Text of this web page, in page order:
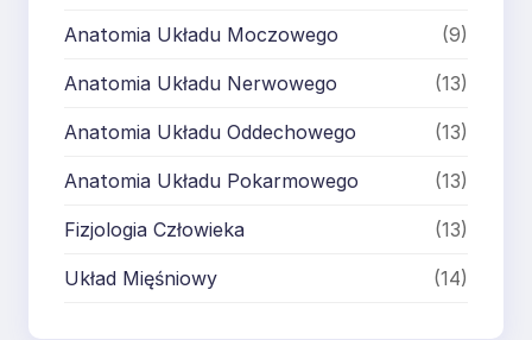
Anatomia Układu Moczowego (9)
Anatomia Układu Nerwowego (13)
Anatomia Układu Oddechowego (13)
Anatomia Układu Pokarmowego (13)
Fizjologia Człowieka (13)
Układ Mięśniowy (14)